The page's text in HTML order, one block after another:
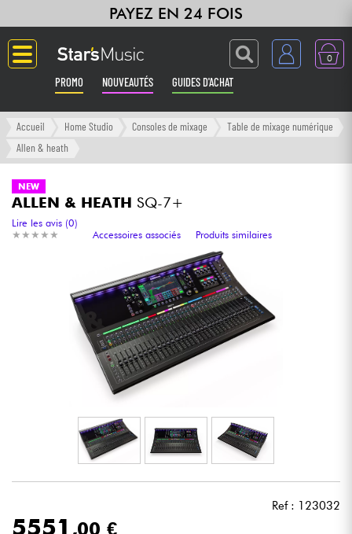
PAYEZ EN 24 FOIS
0
PROMO NOUVEAUTÉS GUIDES D'ACHAT
Langue
Amplis & Effets
Claviers & Pianos
Synthés & Sampleurs
Home Studio
Casques
Accueil Home Studio Consoles de mixage
Table de mixage numérique
Allen & heath
NEW
ALLEN & HEATH SQ-7+
★ ★ ★ ★ ★
★ ★ ★ ★ ★
Lire les avis (0)
Accessoires associés
Produits similaires
Ref : 123032
5551 ,00 €